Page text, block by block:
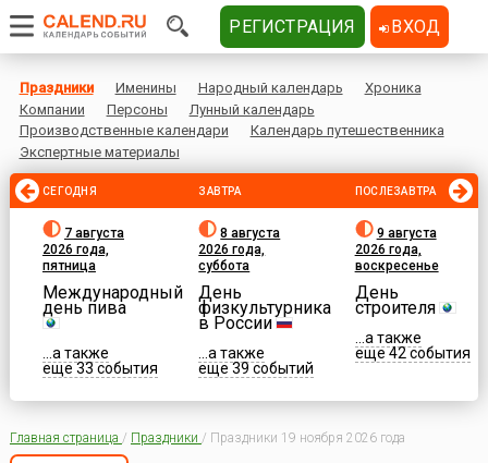
Праздники Именины Народный календарь
Хроника
Компании
Персоны
Лунный календарь
Производственные календари
Календарь путешественника
Экспертные материалы
СЕГОДНЯ
7 августа
2026 года,
пятница
Международный
день пива
...а также
еще 33 события
ЗАВТРА
8 августа
2026 года,
суббота
День
физкультурника
в России
...а также
еще 39 событий
ПОСЛЕЗАВТРА
9 августа
2026 года,
воскресенье
День
строителя
...а также
еще 42 события
Главная страница / Праздники / Праздники 19 ноября 2026 года
РЕГИСТРАЦИЯ ВХОД